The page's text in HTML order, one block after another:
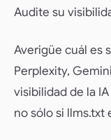
Audite su
Averigüe cuál es
Perplexity,
visibilidad de la
no sólo si llms.txt